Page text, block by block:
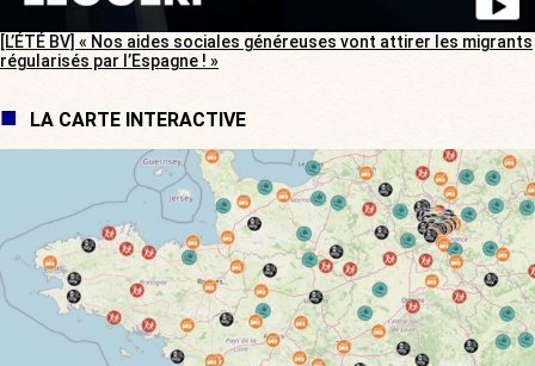
[L’ÉTÉ BV] « Nos aides sociales généreuses vont attirer les migrants
régularisés par l’Espagne ! »
LA CARTE INTERACTIVE